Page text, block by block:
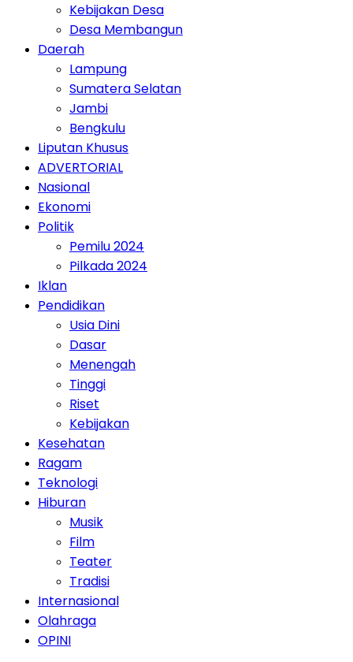
Kebijakan Desa
Desa Membangun
Daerah
Lampung
Sumatera Selatan
Jambi
Bengkulu
Liputan Khusus
ADVERTORIAL
Nasional
Ekonomi
Politik
Pemilu 2024
Pilkada 2024
Iklan
Pendidikan
Usia Dini
Dasar
Menengah
Tinggi
Riset
Kebijakan
Kesehatan
Ragam
Teknologi
Hiburan
Musik
Film
Teater
Tradisi
Internasional
Olahraga
OPINI